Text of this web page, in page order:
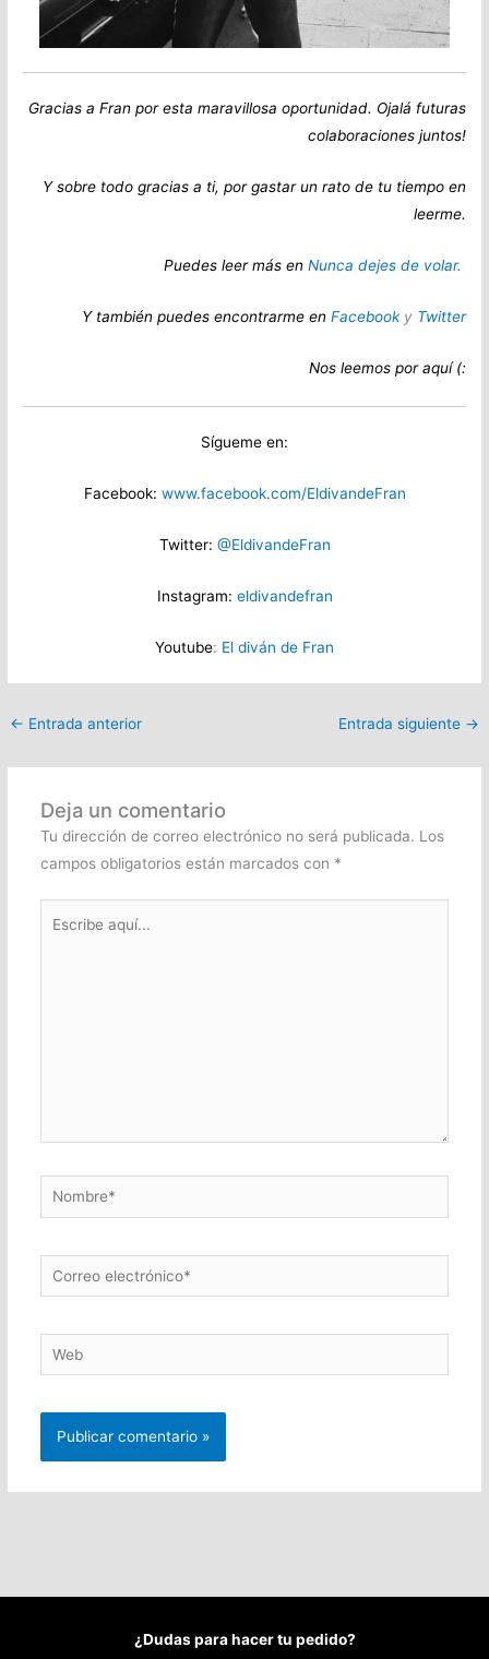
Gracias a Fran por esta maravillosa oportunidad. Ojalá futuras
colaboraciones juntos!
Y sobre todo gracias a ti, por gastar un rato de tu tiempo en
leerme.
Puedes leer más en Nunca dejes de volar.
Y también puedes encontrarme en Facebooky Twitter
Nos leemos por aquí (:
Sígueme en:
Facebook: www.facebook.com/EldivandeFran
Twitter: @EldivandeFran
Instagram: eldivandefran
Youtube: El diván de Fran
← Entrada anterior Entrada siguiente →
Deja un comentario
Tu dirección de correo electrónico no será publicada. Los
campos obligatorios están marcados con *
Nombre*
Correo
electrónico*
Web
¿Dudas para hacer tu pedido?